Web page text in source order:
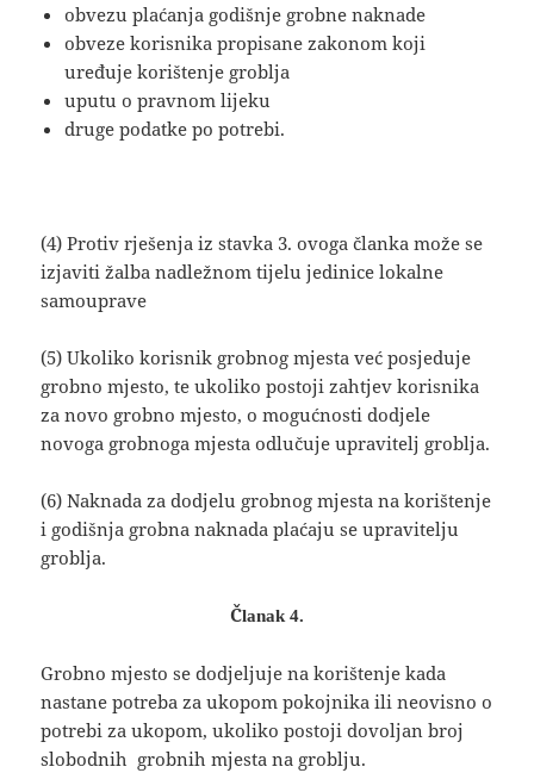
obvezu plaćanja godišnje grobne naknade
obveze korisnika propisane zakonom koji
uređuje korištenje groblja
uputu o pravnom lijeku
druge podatke po potrebi.
(4) Protiv rješenja iz stavka 3. ovoga članka može se
izjaviti žalba nadležnom tijelu jedinice lokalne
samouprave
(5) Ukoliko korisnik grobnog mjesta već posjeduje
grobno mjesto, te ukoliko postoji zahtjev korisnika
za novo grobno mjesto, o mogućnosti dodjele
novoga grobnoga mjesta odlučuje upravitelj groblja.
(6) Naknada za dodjelu grobnog mjesta na korištenje
i godišnja grobna naknada plaćaju se upravitelju
groblja.
Članak 4.
Grobno mjesto se dodjeljuje na korištenje kada
nastane potreba za ukopom pokojnika ili neovisno o
potrebi za ukopom, ukoliko postoji dovoljan broj
slobodnih grobnih mjesta na groblju.